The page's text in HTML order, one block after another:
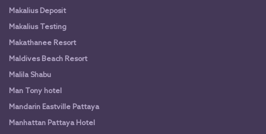
Makalius Deposit
Makalius Testing
Makathanee Resort
Maldives Beach Resort
Malila Shabu
Man Tony hotel
Mandarin Eastville Pattaya
Manhattan Pattaya Hotel